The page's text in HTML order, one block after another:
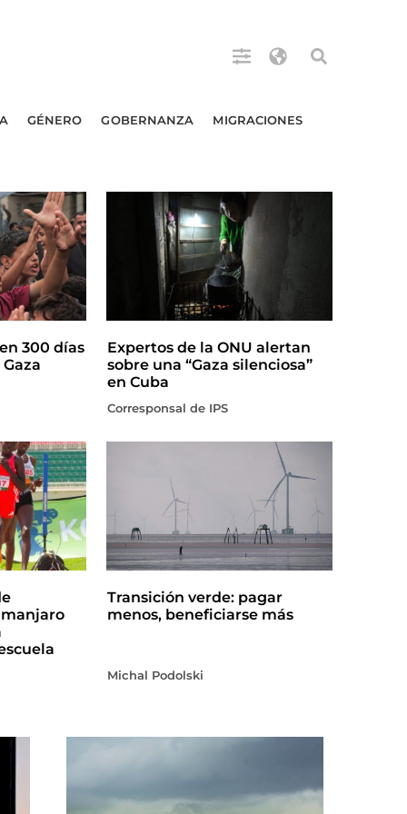
GÉNERO GOBERNANZA MIGRACIONES
300 días
Expertos de la ONU alertan
sobre una “Gaza silenciosa”
en Cuba
Corresponsal de IPS
Transición verde: pagar
menos, beneficiarse más
Michal Podolski